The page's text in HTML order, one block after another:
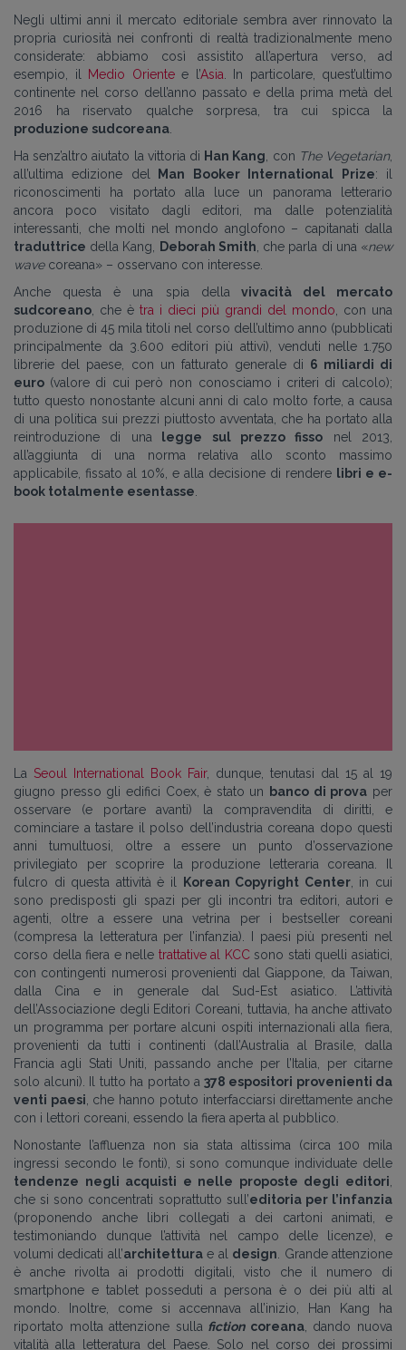
Negli ultimi anni il mercato editoriale sembra aver rinnovato la
propria curiosità nei confronti di realtà tradizionalmente meno
considerate: abbiamo così assistito all’apertura verso, ad
esempio, il
Medio Orientee l’Asia . In particolare, quest’ultimo
continente nel corso dell’anno passato e della prima metà del
2016 ha riservato qualche sorpresa, tra cui spicca la
produzione sudcoreana
Ha senz’altro aiutato la vittoria di Han Kang , con The Vegetarian,
all’ultima edizione del
Man Booker International Prize: il
riconoscimenti ha portato alla luce un panorama letterario
ancora poco visitato dagli editori, ma dalle potenzialità
interessanti, che molti nel mondo anglofono – capitanati dalla
traduttrice della Kang, Deborah Smith , che parla di una «new
wavecoreana» – osservano con interesse.
Anche questa è una spia della vivacità del mercato
sudcoreano , che è tra i dieci più grandi del mondo , con una
produzione di 45 mila titoli nel corso dell’ultimo anno (pubblicati
principalmente da 3.600 editori più attivi), venduti nelle 1.750
librerie del paese, con un fatturato generale di 6 miliardi di
euro (valore di cui però non conosciamo i criteri di calcolo);
tutto questo nonostante alcuni anni di calo molto forte, a causa
di una politica sui prezzi piuttosto avventata, che ha portato alla
reintroduzione di una legge sul prezzo fisso nel 2013,
all’aggiunta di una norma relativa allo sconto massimo
applicabile, fissato al 10%, e alla decisione di rendere libri e e-
book totalmente esentasse
La Seoul International Book Fair, dunque, tenutasi dal 15 al 19
giugno presso gli edifici Coex, è stato un
banco di prova per
osservare (e portare avanti) la compravendita di diritti, e
cominciare a tastare il polso dell’industria coreana dopo questi
anni tumultuosi, oltre a essere un punto d’osservazione
privilegiato per scoprire la produzione letteraria coreana. Il
fulcro di questa attività è il
Korean Copyright Center, in cui
sono predisposti gli spazi per gli incontri tra editori, autori e
agenti, oltre a essere una vetrina per i bestseller coreani
(compresa la letteratura per l’infanzia). I paesi più presenti nel
corso della fiera e nelle trattative al KCCsono stati quelli asiatici,
con contingenti numerosi provenienti dal Giappone, da Taiwan,
dalla Cina e in generale dal Sud-Est asiatico. L’attività
dell’Associazione degli Editori Coreani, tuttavia, ha anche attivato
un programma per portare alcuni ospiti internazionali alla fiera,
provenienti da tutti i continenti (dall’Australia al Brasile, dalla
Francia agli Stati Uniti, passando anche per l’Italia, per citarne
solo alcuni). Il tutto ha portato a 378 espositori provenienti da
venti paesi , che hanno potuto interfacciarsi direttamente anche
con i lettori coreani, essendo la fiera aperta al pubblico.
Nonostante l’affluenza non sia stata altissima (circa 100 mila
ingressi secondo le fonti), si sono comunque individuate delle
tendenze negli acquisti e nelle proposte degli editori
che si sono concentrati soprattutto sull’editoria per l’infanzia
(proponendo anche libri collegati a dei cartoni animati, e
testimoniando dunque l’attività nel campo delle licenze), e
volumi dedicati all’architetturae al design . Grande attenzione
è anche rivolta ai prodotti digitali, visto che il numero di
smartphone e tablet posseduti a persona è o dei più alti al
mondo. Inoltre, come si accennava all’inizio, Han Kang ha
riportato molta attenzione sulla fictioncoreana, dando nuova
vitalità alla letteratura del Paese. Solo nel corso dei prossimi